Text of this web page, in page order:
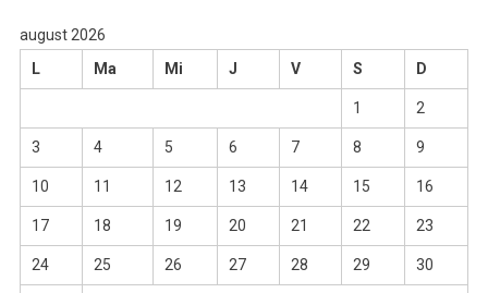
august 2026
L
Ma Mi J V S D
1 2
3 4 5 6 7 8 9
10 11 12 13 14 15 16
17 18 19 20 21 22 23
24 25 26 27 28 29 30